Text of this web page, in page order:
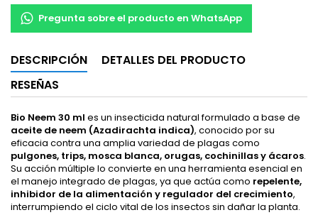
Pregunta sobre el producto en WhatsApp
DESCRIPCIÓN
DETALLES DEL PRODUCTO
RESEÑAS
Bio Neem 30 ml es un insecticida natural formulado a base de
aceite de neem (Azadirachta indica), conocido por su
eficacia contra una amplia variedad de plagas como
pulgones, trips, mosca blanca, orugas, cochinillas y ácaros.
Su acción múltiple lo convierte en una herramienta esencial en
el manejo integrado de plagas, ya que actúa como repelente,
inhibidor de la alimentación y regulador del crecimiento,
interrumpiendo el ciclo vital de los insectos sin dañar la planta.